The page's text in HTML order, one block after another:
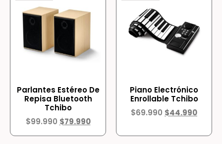
Parlantes Estéreo De
Repisa Bluetooth
Tchibo
$99.990 $79.990
Piano Electrónico
Enrollable Tchibo
$69.990 $44.990